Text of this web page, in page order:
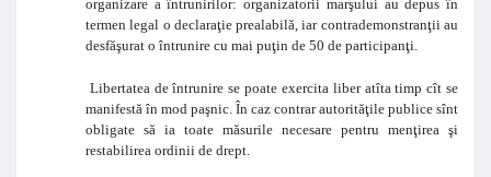
organizare a întrunirilor: organizatorii marşului au depus în
termen legal o declaraţie prealabilă, iar contrademonstranţii au
desfăşurat o întrunire cu mai puţin de 50 de participanţi.
Libertatea de întrunire se poate exercita liber atîta timp cît se
manifestă în mod paşnic. În caz contrar autorităţile publice sînt
obligate să ia toate măsurile necesare pentru menţirea şi
restabilirea ordinii de drept.